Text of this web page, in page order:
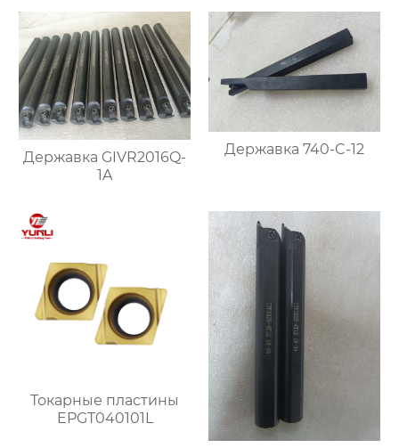
Державка GIVR2016Q-
1A
Державка 740-C-12
Токарные пластины
EPGT040101L